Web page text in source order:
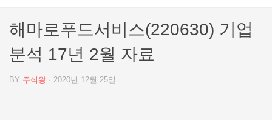
해마로푸드서비스(220630) 기업
분석 17년 2월 자료
BY 주식왕 · 2020년 12월 25일